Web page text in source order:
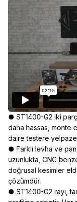
● ST1400-G2 iki
daha hassas, monte
daire testere
● Farklı levha ve
uzunlukta, CNC
doğrusal kesimler
çözümdür.
● ST1400-G2 rayı,